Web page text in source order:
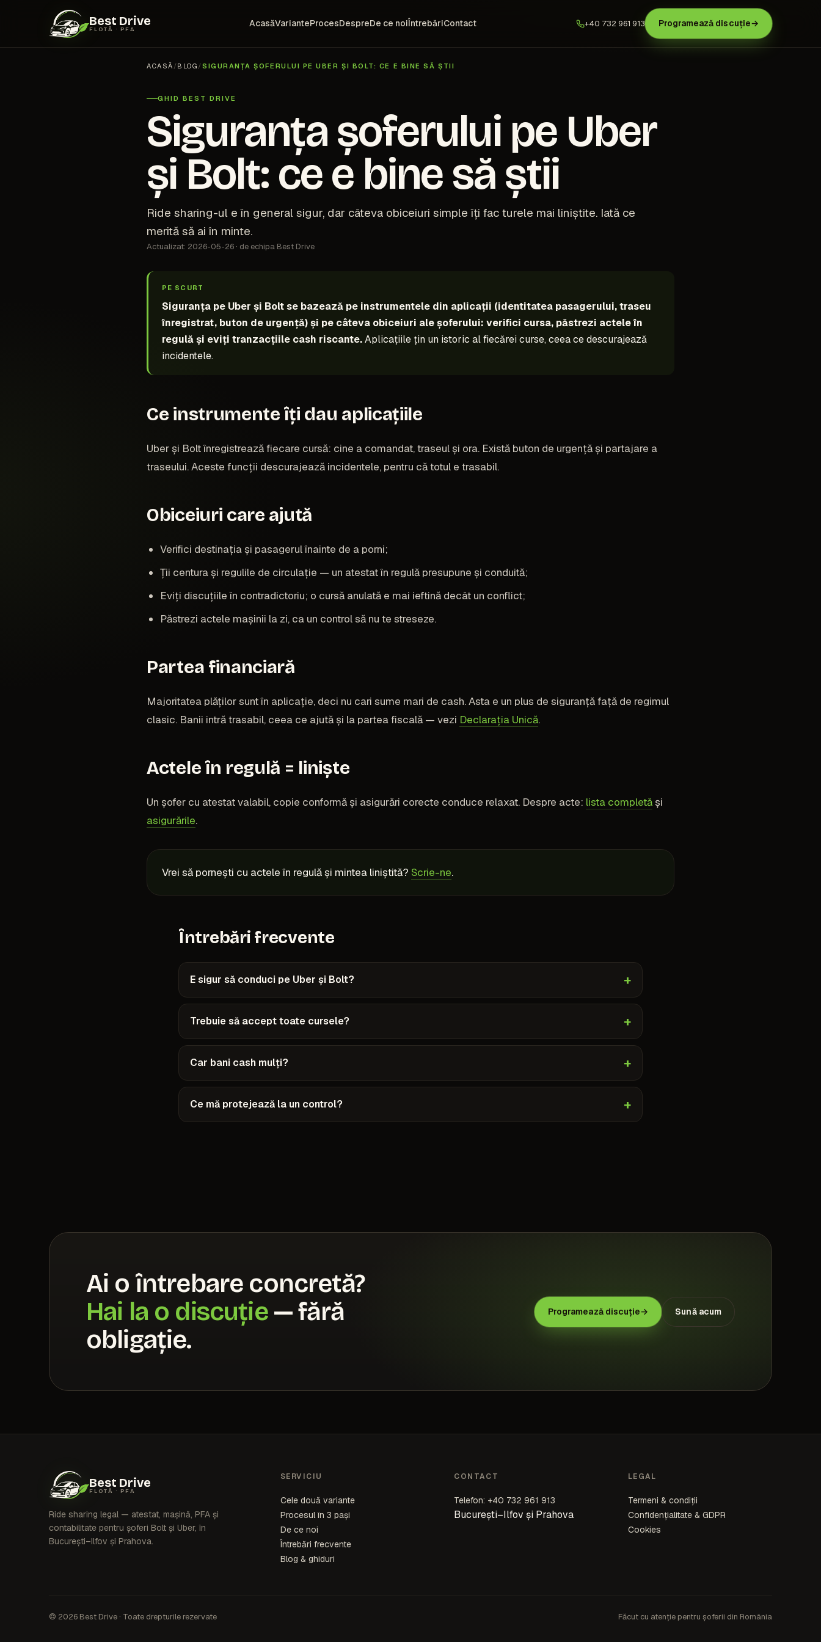
Best Drive
FLOTĂ · PFA
AcasăVarianteProcesDespreDe ce noiÎntrebăriContact +40 732 961 913 Programează discuție→
ACASĂ / BLOG / SIGURANȚA ȘOFERULUI PE UBER ȘI BOLT: CE E BINE SĂ ȘTII
GHID BEST DRIVE
Siguranța șoferului pe Uber
și Bolt: ce e bine să știi
Ride sharing-ul e în general sigur, dar câteva obiceiuri simple îți fac turele mai liniștite. Iată ce
merită să ai în minte.
Actualizat: 2026-05-26 · de echipa Best Drive
PE SCURT
Siguranța pe Uber și Bolt se bazează pe instrumentele din aplicații (identitatea pasagerului, traseu
înregistrat, buton de urgență) și pe câteva obiceiuri ale șoferului: verifici cursa, păstrezi actele în
regulă și eviți tranzacțiile cash riscante.Aplicațiile țin un istoric al fiecărei curse, ceea ce descurajează
incidentele.
Ce instrumente îți dau aplicațiile
Uber și Bolt înregistrează fiecare cursă: cine a comandat, traseul și ora. Există buton de urgență și partajare a
traseului. Aceste funcții descurajează incidentele, pentru că totul e trasabil.
Obiceiuri care ajută
Verifici destinația și pasagerul înainte de a porni;
Ții centura și regulile de circulație — un atestat în regulă presupune și conduită;
Eviți discuțiile în contradictoriu; o cursă anulată e mai ieftină decât un conflict;
Păstrezi actele mașinii la zi, ca un control să nu te streseze.
Partea financiară
Majoritatea plăților sunt în aplicație, deci nu cari sume mari de cash. Asta e un plus de siguranță față de regimul
clasic. Banii intră trasabil, ceea ce ajută și la partea fiscală — vezi Declarația Unică.
Actele în regulă = liniște
Un șofer cu atestat valabil, copie conformă și asigurări corecte conduce relaxat. Despre acte: lista completăși
asigurările.
Vrei să pornești cu actele în regulă și mintea liniștită? Scrie-ne.
Întrebări frecvente
E sigur să conduci pe Uber și Bolt?
Trebuie să accept toate cursele?
Car bani cash mulți?
Ce mă protejează la un control?
Ai o întrebare concretă?
Hai la o discuție— fără
obligație.
Programează discuție→ Sună acum
Best Drive
FLOTĂ · PFA
Ride sharing legal — atestat, mașină, PFA și
contabilitate pentru șoferi Bolt și Uber, în
București–Ilfov și Prahova.
SERVICIU
Cele două variante
Procesul în 3 pași
De ce noi
Întrebări frecvente
Blog & ghiduri
CONTACT
Telefon: +40 732 961 913
București–Ilfov și Prahova
LEGAL
Termeni & condiții
Confidențialitate & GDPR
Cookies
© 2026 Best Drive · Toate drepturile rezervate Făcut cu atenție pentru șoferii din România